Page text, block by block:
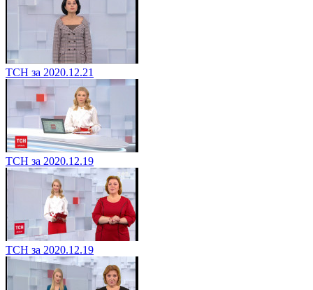
ТСН за 2020.12.21
ТСН за 2020.12.19
ТСН за 2020.12.19